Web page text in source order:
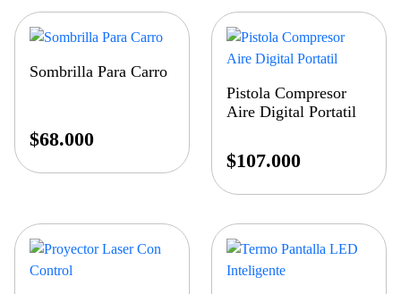
Sombrilla Para Carro
$68.000
Pistola Compresor
Aire Digital Portatil
$107.000